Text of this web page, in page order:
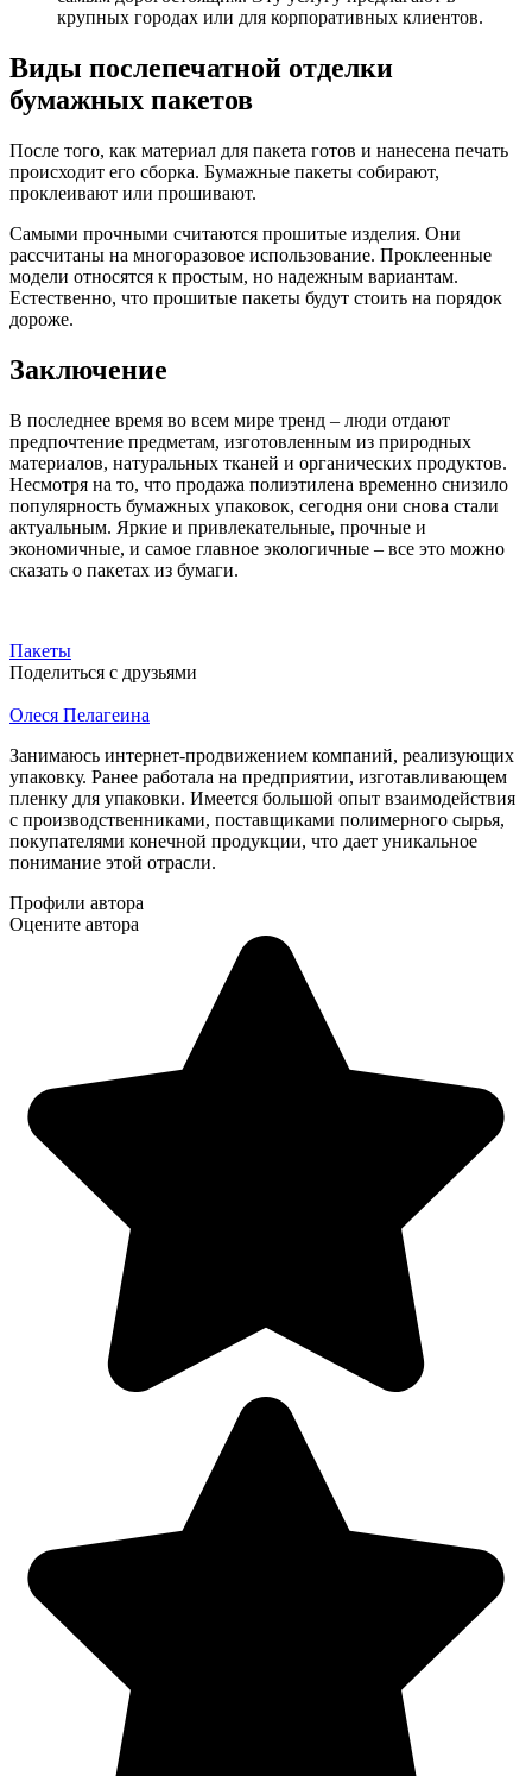
крупных городах или для корпоративных клиентов.
Виды послепечатной отделки
бумажных пакетов
После того, как материал для пакета готов и нанесена печать
происходит его сборка. Бумажные пакеты собирают,
проклеивают или прошивают.
Самыми прочными считаются прошитые изделия. Они
рассчитаны на многоразовое использование. Проклеенные
модели относятся к простым, но надежным вариантам.
Естественно, что прошитые пакеты будут стоить на порядок
дороже.
Заключение
В последнее время во всем мире тренд – люди отдают
предпочтение предметам, изготовленным из природных
материалов, натуральных тканей и органических продуктов.
Несмотря на то, что продажа полиэтилена временно снизило
популярность бумажных упаковок, сегодня они снова стали
актуальным. Яркие и привлекательные, прочные и
экономичные, и самое главное экологичные – все это можно
сказать о пакетах из бумаги.
Пакеты
Поделиться с друзьями
Олеся Пелагеина
Занимаюсь интернет-продвижением компаний, реализующих
упаковку. Ранее работала на предприятии, изготавливающем
пленку для упаковки. Имеется большой опыт взаимодействия
с производственниками, поставщиками полимерного сырья,
покупателями конечной продукции, что дает уникальное
понимание этой отрасли.
Профили автора
Оцените автора